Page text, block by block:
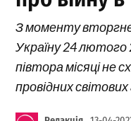
З моменту
Україну 24 лютого
півтора місяці не
провідних